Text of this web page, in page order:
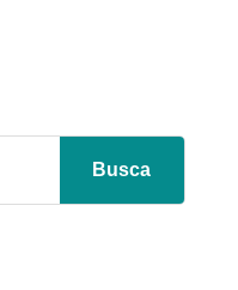
Busca